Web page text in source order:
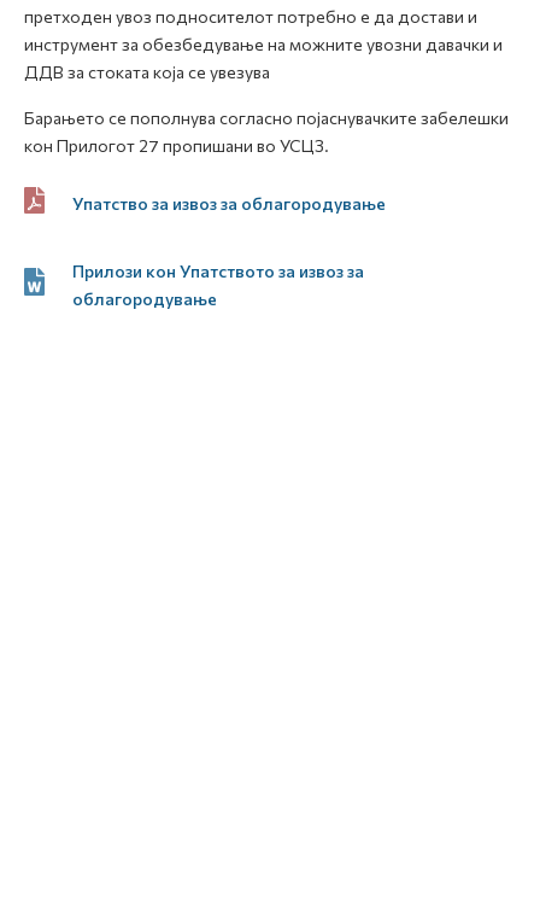
претходен увоз подносителот потребно е да достави и
инструмент за обезбедување на можните увозни давачки и
ДДВ за стоката која се увезува
Барањето се пополнува согласно појаснувачките забелешки
кон Прилогот 27 пропишани во УСЦЗ.
Упатство за извоз за облагородување
Прилози кон Упатството за извоз за
облагородување